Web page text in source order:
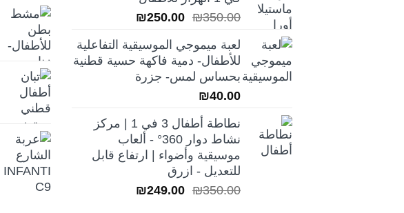
₪350.00
السعر
هو:
₪350.00.
₪250.00
السعر
هو:
₪250.00.
لعبة ميموجي الموسيقية التفاعلية
للأطفال- دمية فاكهة حسية قطنية
بحساس لمس- جزرة
₪40.00
نطاطة أطفال 3 في 1 | مركز
نشاط دوار 360° - ألعاب
موسيقية وأضواء | ارتفاع قابل
للتعديل - ازرق
₪350.00
السعر ₪249.00
السعر